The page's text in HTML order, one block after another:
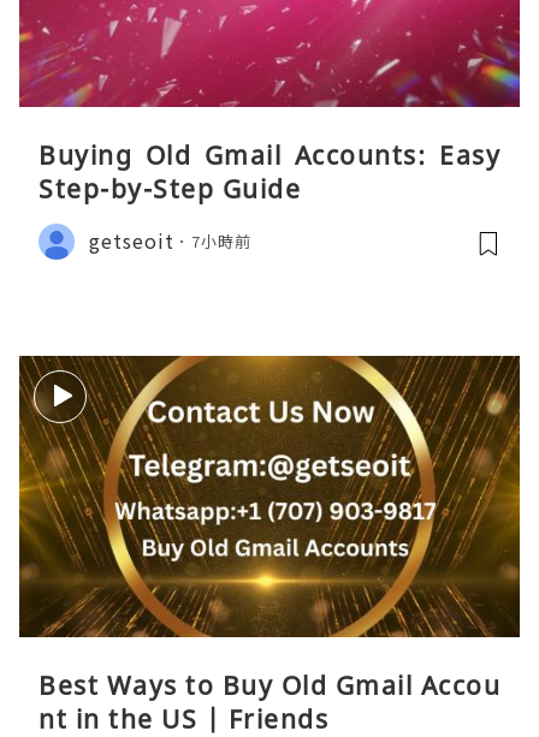
Buying Old Gmail Accounts: Easy
Step-by-Step Guide
getseoit 7小時前
Best Ways to Buy Old Gmail Accou
nt in the US | Friends